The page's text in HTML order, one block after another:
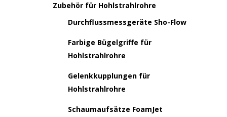
Zubehör für Hohlstrahlrohre
Durchflussmessgeräte Sho-Flow
Farbige Bügelgriffe für
Hohlstrahlrohre
Gelenkkupplungen für
Hohlstrahlrohre
Schaumaufsätze FoamJet